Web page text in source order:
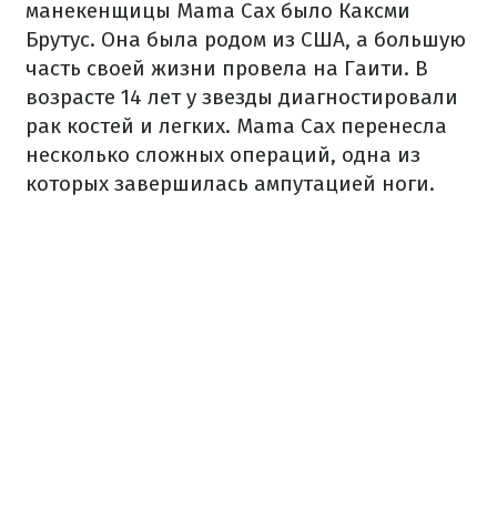
манекенщицы Mama Cax было Каксми
Брутус. Она была родом из США, а большую
часть своей жизни провела на Гаити. В
возрасте 14 лет у звезды диагностировали
рак костей и легких. Mama Cax перенесла
несколько сложных операций, одна из
которых завершилась ампутацией ноги.